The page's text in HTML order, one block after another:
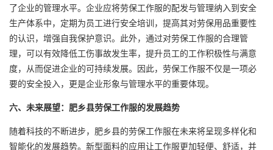
了企业的管理水平。企业应将劳保工作服的配发与管理纳入到安全
生产体系中，定期为员工进行安全培训，提高其对劳保用品重要性
的认识，增强自我保护意识。此外，通过对劳保工作服的合理管
理，可以有效降低工伤事故发生率，提升员工的工作积极性与满意
度，从而促进企业的可持续发展。因此，劳保工作服不仅是一项必
要的安全投入，更是企业形象与管理水平的重要体现。
六、未来展望：肥乡县劳保工作服的发展趋势
随着科技的不断进步，肥乡县的劳保工作服在未来将呈现多样化和
智能化的发展趋势。新型面料的应用让工作服更加轻便、舒适，并